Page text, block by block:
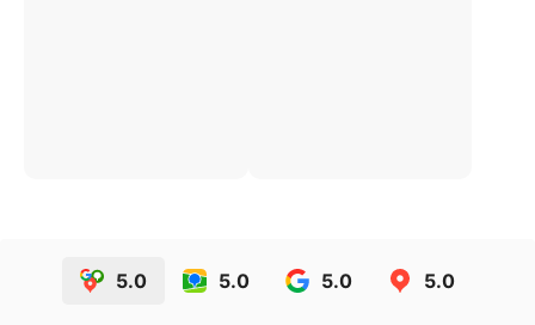
5.0 5.0 5.0 5.0